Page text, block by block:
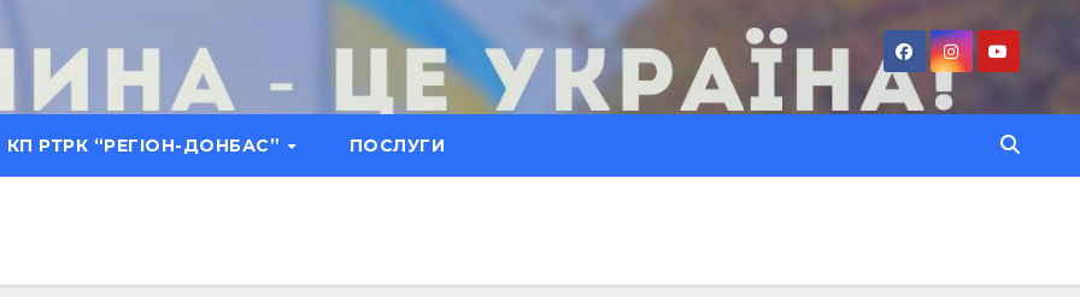
КП РТРК “РЕГІОН-ДОНБАС” ПОСЛУГИ